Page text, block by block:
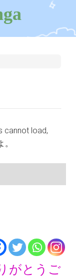
cannot load,
がとうご